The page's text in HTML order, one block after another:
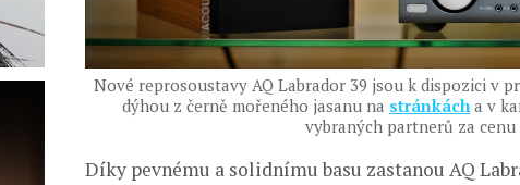
Nové reprosoustavy AQ Labrador 39 jsou k dispozici v
dýhou z černě mořeného jasanu na stránkách a v
vybraných partnerů za cenu
Díky pevnému a solidnímu basu zastanou AQ